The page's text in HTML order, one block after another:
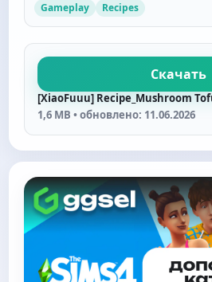
Gameplay
Recipes
Скачать
[XiaoFuuu] Recipe_Mushroom
1,6 MB • обновлено: 11.06.2026